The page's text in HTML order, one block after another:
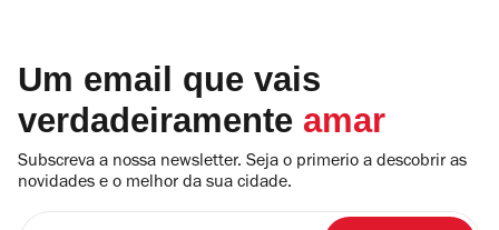
Um email que vais
verdadeiramente amar
Subscreva a nossa newsletter. Seja o primerio a descobrir as
novidades e o melhor da sua cidade.